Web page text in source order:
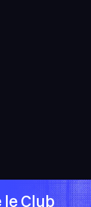
Club